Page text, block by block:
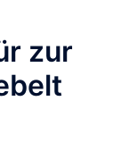
zur